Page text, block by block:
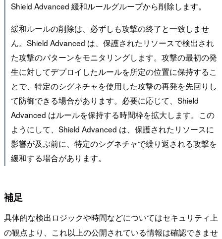
Shield Advanced 緩和ルールグループから削除します。
緩和ルールの削除は、必ずしも攻撃の終了と一致しませ
ん。Shield Advanced は、保護されたリソースで検出され
た攻撃のパターンをモニタリングします。攻撃の最初の発
生に対してデプロイしたルールを所定の位置に保持するこ
とで、特定のシグネチャを使用した攻撃の再発を先回りし
て防御できる場合があります。必要に応じて、Shield
Advanced はルールを保持する時間枠を拡大します。この
ようにして、Shield Advanced は、保護されたリソースに
影響が及ぶ前に、特定のシグネチャで繰り返される攻撃を
緩和する場合があります。
補足
具体的な検出ロジックや時間などについてはセキュリティ上
の観点より、これ以上の公開されている情報は確認できませ